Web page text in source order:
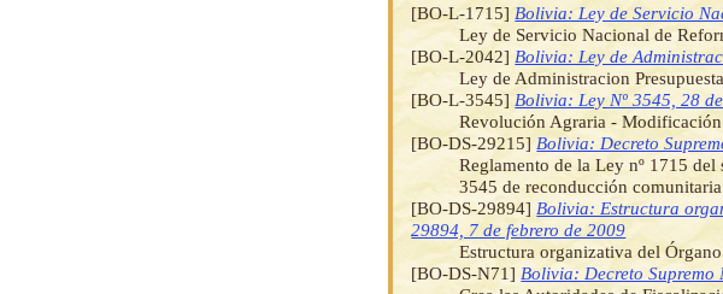
[BO-L-1715] Bolivia: Ley de Servicio
Ley de Servicio Nacional de
[BO-L-2042] Bolivia: Ley de
Ley de Administracion
[BO-L-3545] Bolivia: Ley Nº 3545, 28
Revolución Agraria -
[BO-DS-29215] Bolivia: Decreto
Reglamento de la Ley nº 1715
3545 de reconducción
[BO-DS-29894] Bolivia: Estructura
29894, 7 de febrero de 2009
Estructura organizativa del
[BO-DS-N71] Bolivia: Decreto Supremo